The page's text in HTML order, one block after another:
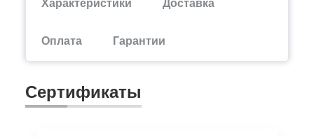
Характеристики Доставка
Оплата Гарантии
Сертификаты